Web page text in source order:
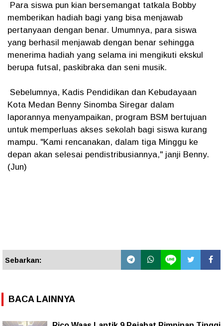
Para siswa pun kian bersemangat tatkala Bobby
memberikan hadiah bagi yang bisa menjawab
pertanyaan dengan benar. Umumnya, para siswa
yang berhasil menjawab dengan benar sehingga
menerima hadiah yang selama ini mengikuti ekskul
berupa futsal, paskibraka dan seni musik.
Sebelumnya, Kadis Pendidikan dan Kebudayaan
Kota Medan Benny Sinomba Siregar dalam
laporannya menyampaikan, program BSM bertujuan
untuk memperluas akses sekolah bagi siswa kurang
mampu. "Kami rencanakan, dalam tiga Minggu ke
depan akan selesai pendistribusiannya," janji Benny.
(Jun)
Sebarkan:
BACA LAINNYA